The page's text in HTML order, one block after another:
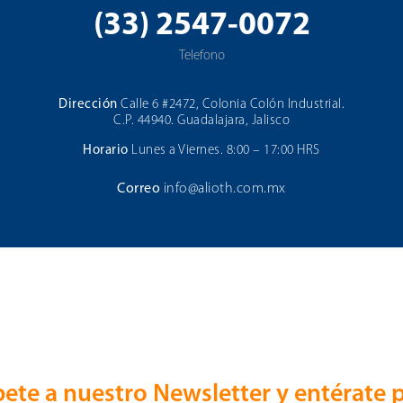
(33) 2547-0072
Telefono
Dirección Calle 6 #2472, Colonia Colón Industrial.
C.P. 44940. Guadalajara, Jalisco
Horario Lunes a Viernes. 8:00 – 17:00 HRS
Correo info@alioth.com.mx
a nuestro Newsletter y entérate